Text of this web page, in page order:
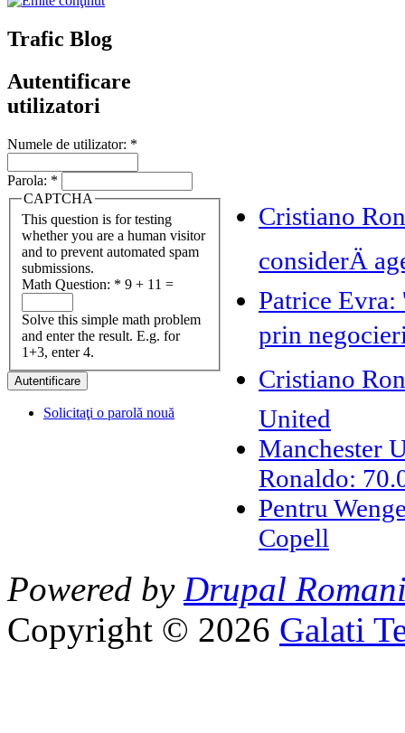
Trafic Blog
Autentificare
utilizatori
Numele de utilizator: *
Parola: *
CAPTCHA
This question is for testing
whether you are a human visitor
and to prevent automated spam
submissions.
Math Question: * 9 + 11 =
Solve this simple math problem
and enter the result. E.g. for
1+3, enter 4.
Solicitaţi o parolă nouă
Cristiano
considerÄ
Patrice
prin
Cristiano
United
Manchester
Ronaldo:
Pentru
Copell
Powered by Drupal
Copyright © 2026 Galati